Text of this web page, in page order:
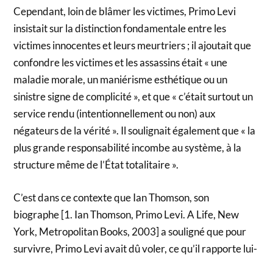
Cependant, loin de blâmer les victimes, Primo Levi
insistait sur la distinction fondamentale entre les
victimes innocentes et leurs meurtriers ; il ajoutait que
confondre les victimes et les assassins était « une
maladie morale, un maniérisme esthétique ou un
sinistre signe de complicité », et que « c’était surtout un
service rendu (intentionnellement ou non) aux
négateurs de la vérité ». Il soulignait également que « la
plus grande responsabilité incombe au système, à la
structure même de l’État totalitaire ».
C’est dans ce contexte que Ian Thomson, son
biographe [1. Ian Thomson, Primo Levi. A Life, New
York, Metropolitan Books, 2003] a souligné que pour
survivre, Primo Levi avait dû voler, ce qu’il rapporte lui-